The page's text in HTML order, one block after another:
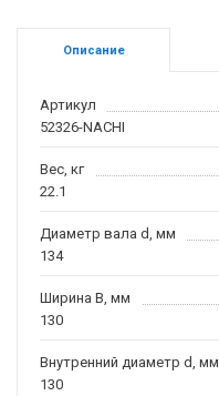
Описание
Артикул
52326-NACHI
Вес, кг
22.1
Диаметр вала d, мм
134
Ширина B, мм
130
Внутренний диаметр d, мм
130